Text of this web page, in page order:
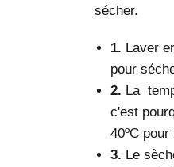
sécher.
1. Laver
pour
2. La
c'est
40ºC
3. Le